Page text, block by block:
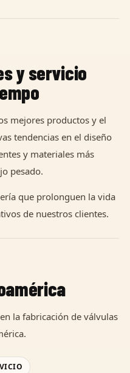
y servicio
mejores productos y el
tendencias en el diseño
y materiales más
pesado.
que prolonguen la vida
de nuestros clientes.
la fabricación de válvulas